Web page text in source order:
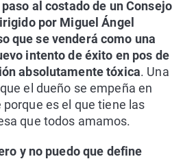
al costado de un Consejo
por Miguel Ángel
que se venderá como una
intento de éxito en pos de
absolutamente tóxica. Una
el dueño se empeña en
es el que tiene las
que todos amamos.
y no puedo que define